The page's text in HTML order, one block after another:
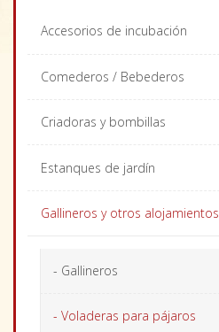
Accesorios de incubación
Comederos / Bebederos
Criadoras y bombillas
Estanques de jardín
Gallineros y otros alojamientos
- Gallineros
- Voladeras para pájaros